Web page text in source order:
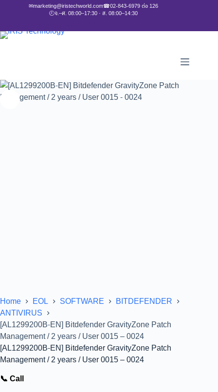
✉marketing@iristechworld.com☎02-843-6979 ต่อ 126
🕘จ.–ศ. 08:00–17:30 · ส. 08:00–14:30
Home EOL SOFTWARE
BITDEFENDER
ANTIVIRUS
[AL1299200B-EN] Bitdefender GravityZone Patch
Management / 2 years / User 0015 – 0024
[AL1299200B-EN] Bitdefender GravityZone Patch
Management / 2 years / User 0015 – 0024
📞 Call